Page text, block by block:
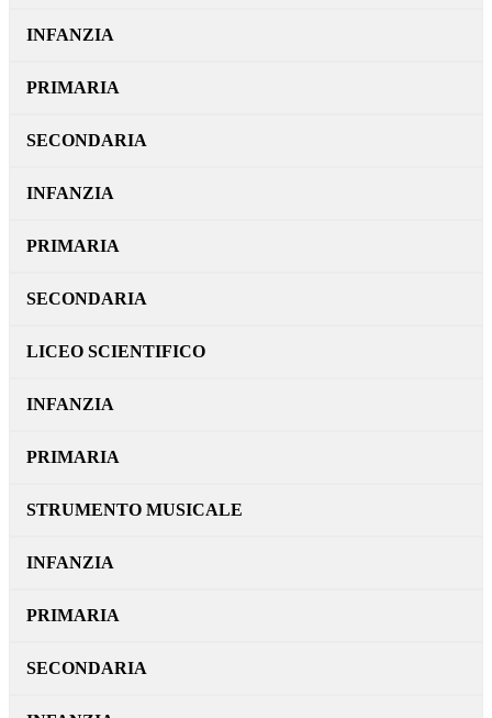
INFANZIA
PRIMARIA
SECONDARIA
INFANZIA
PRIMARIA
SECONDARIA
LICEO SCIENTIFICO
INFANZIA
PRIMARIA
STRUMENTO MUSICALE
INFANZIA
PRIMARIA
SECONDARIA